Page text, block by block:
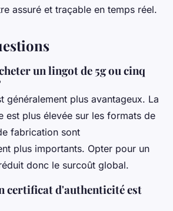
assuré et traçable en temps réel.
un lingot de 5g ou cinq
généralement plus avantageux. La
est plus élevée sur les formats de
fabrication sont
plus importants. Opter pour un
donc le surcoût global.
certificat d'authenticité est